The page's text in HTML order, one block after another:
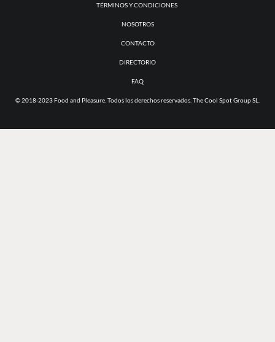
TÉRMINOS Y CONDICIONES
NOSOTROS
CONTACTO
DIRECTORIO
FAQ
© 2018-2023 Food and Pleasure. Todos los derechos reservados. The Cool Spot Group SL.